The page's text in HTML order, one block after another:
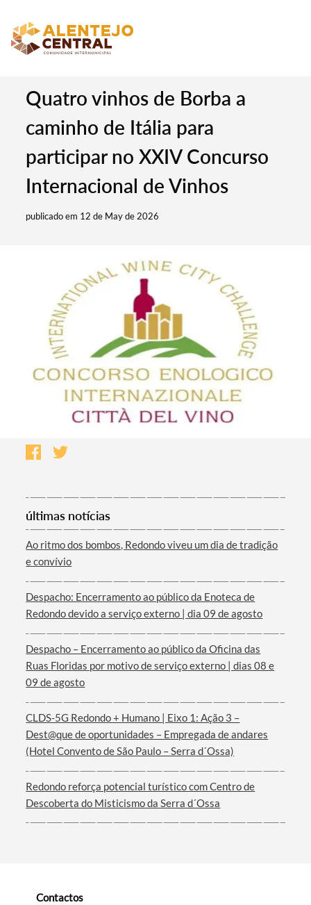
Termo de Pesquisa
Categorias gerais
Quatro vinhos de Borba a
caminho de Itália para
participar no XXIV Concurso
Internacional de Vinhos
publicado em 12 de May de 2026
últimas notícias
Ao ritmo dos bombos, Redondo viveu um dia de tradição
e convívio
Despacho: Encerramento ao público da Enoteca de
Redondo devido a serviço externo | dia 09 de agosto
Despacho – Encerramento ao público da Oficina das
Ruas Floridas por motivo de serviço externo | dias 08 e
09 de agosto
CLDS-5G Redondo + Humano | Eixo 1: Ação 3 –
Dest@que de oportunidades – Empregada de andares
(Hotel Convento de São Paulo – Serra d´Ossa)
Redondo reforça potencial turístico com Centro de
Descoberta do Misticismo da Serra d´Ossa
Contactos